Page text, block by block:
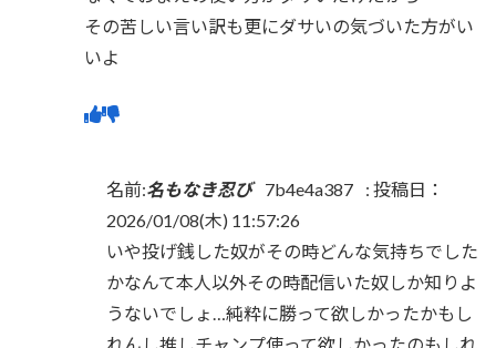
その苦しい言い訳も更にダサいの気づいた方がい
いよ
名前:名もなき忍び 7b4e4a387 : 投稿日：
2026/01/08(木) 11:57:26
いや投げ銭した奴がその時どんな気持ちでした
かなんて本人以外その時配信いた奴しか知りよ
うないでしょ…純粋に勝って欲しかったかもし
れんし推しチャンプ使って欲しかったのもしれ